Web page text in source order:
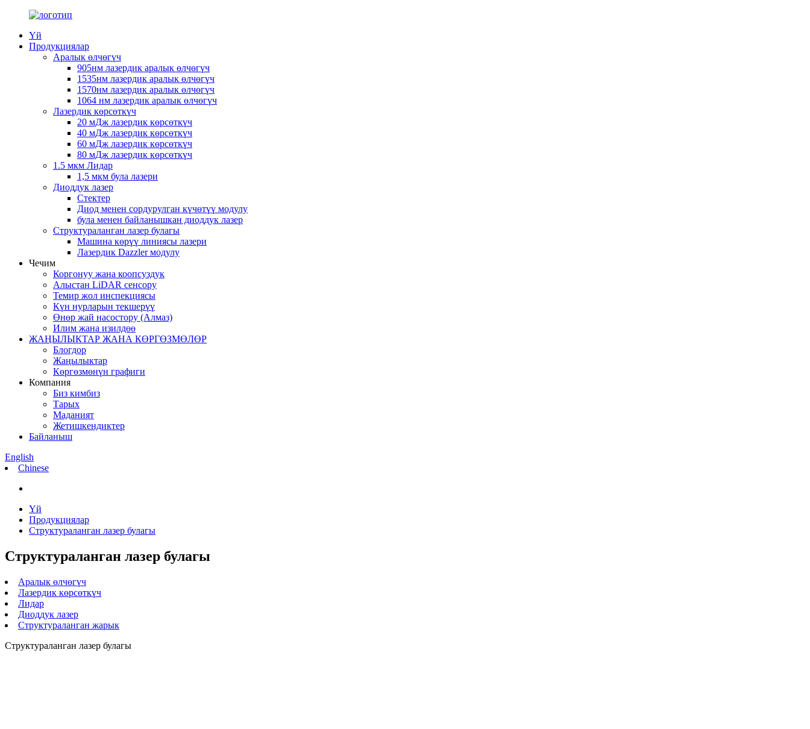
Үй
Продукциялар
Аралык өлчөгүч
905нм лазердик аралык өлчөгүч
1535нм лазердик аралык өлчөгүч
1570нм лазердик аралык өлчөгүч
1064 нм лазердик аралык өлчөгүч
Лазердик көрсөткүч
20 мДж лазердик көрсөткүч
40 мДж лазердик көрсөткүч
60 мДж лазердик көрсөткүч
80 мДж лазердик көрсөткүч
1.5 мкм Лидар
1,5 мкм була лазери
Диоддук лазер
Стектер
Диод менен сордурулган күчөтүү модулу
була менен байланышкан диоддук лазер
Структураланган лазер булагы
Машина көрүү линиясы лазери
Лазердик Dazzler модулу
Чечим
Коргонуу жана коопсуздук
Алыстан LiDAR сенсору
Темир жол инспекциясы
Күн нурларын текшерүү
Өнөр жай насостору (Алмаз)
Илим жана изилдөө
ЖАҢЫЛЫКТАР ЖАНА КӨРГӨЗМӨЛӨР
Блогдор
Жаңылыктар
Көргөзмөнүн графиги
Компания
Биз кимбиз
Тарых
Маданият
Жетишкендиктер
Байланыш
English
Chinese
Үй
Продукциялар
Структураланган лазер булагы
Структураланган лазер булагы
Аралык өлчөгүч
Лазердик көрсөткүч
Лидар
Диоддук лазер
Структураланган жарык
Структураланган лазер булагы